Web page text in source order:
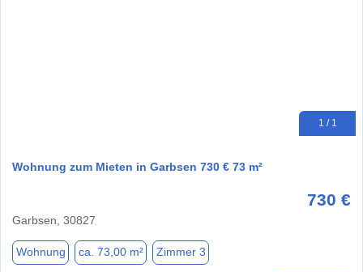
1 / 1
Wohnung zum Mieten in Garbsen 730 € 73 m²
730 €
Garbsen, 30827
Wohnung ca. 73,00 m² Zimmer 3